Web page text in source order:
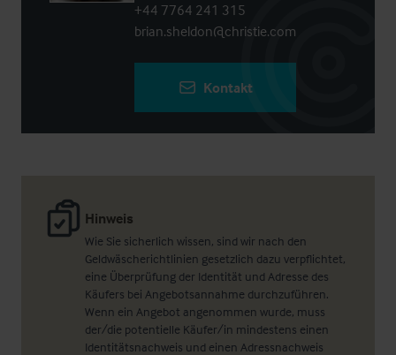
Hinweis
Wie Sie sicherlich wissen, sind wir nach den
Geldwäscherichtlinien gesetzlich dazu verpflichtet,
eine Überprüfung der Identität und Adresse des
Käufers bei Angebotsannahme durchzuführen.
Wenn ein Angebot angenommen wurde, muss
der/die potentielle Käufer/in mindestens einen
Identitätsnachweis und einen Adressnachweis
+44 7764 241 315
brian.sheldon@christie.com
Kontakt